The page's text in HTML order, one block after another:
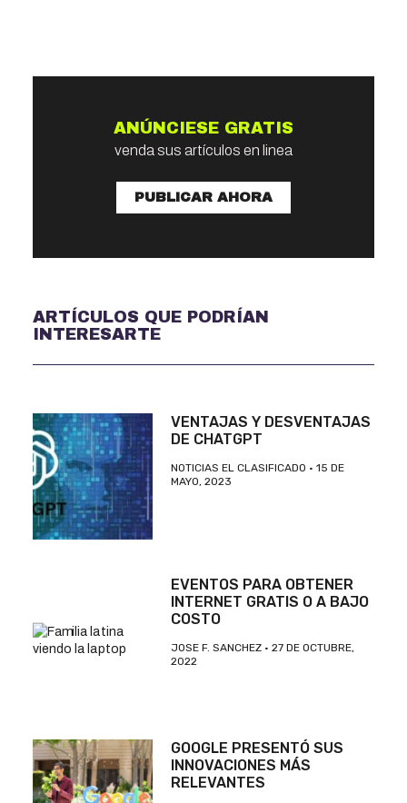
ANÚNCIESE GRATIS
venda sus artículos en linea
PUBLICAR AHORA
ARTÍCULOS QUE PODRÍAN
INTERESARTE
VENTAJAS Y DESVENTAJAS
DE CHATGPT
NOTICIAS EL CLASIFICADO
15 DE
MAYO, 2023
EVENTOS PARA OBTENER
INTERNET GRATIS O A BAJO
COSTO
JOSE F. SANCHEZ
27 DE OCTUBRE,
2022
GOOGLE PRESENTÓ SUS
INNOVACIONES MÁS
RELEVANTES